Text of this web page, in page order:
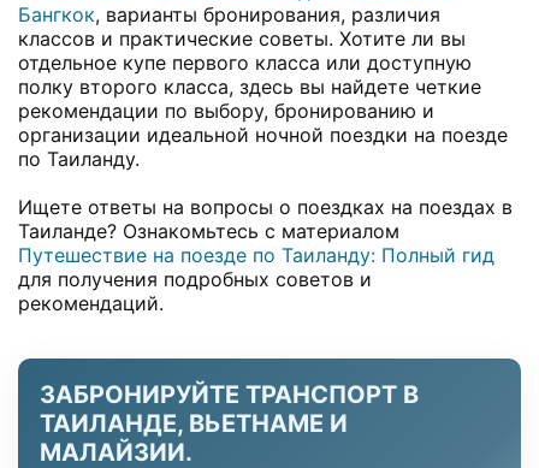
Бангкок, варианты бронирования, различия
классов и практические советы. Хотите ли вы
отдельное купе первого класса или доступную
полку второго класса, здесь вы найдете четкие
рекомендации по выбору, бронированию и
организации идеальной ночной поездки на поезде
по Таиланду.
Ищете ответы на вопросы о поездках на поездах в
Таиланде? Ознакомьтесь с материалом
Путешествие на поезде по Таиланду: Полный гид
для получения подробных советов и
рекомендаций.
ЗАБРОНИРУЙТЕ ТРАНСПОРТ В
ТАИЛАНДЕ, ВЬЕТНАМЕ И
МАЛАЙЗИИ.